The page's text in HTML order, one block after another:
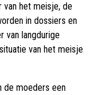
het meisje, de
in dossiers en
van langdurige
van het meisje
de moeders een